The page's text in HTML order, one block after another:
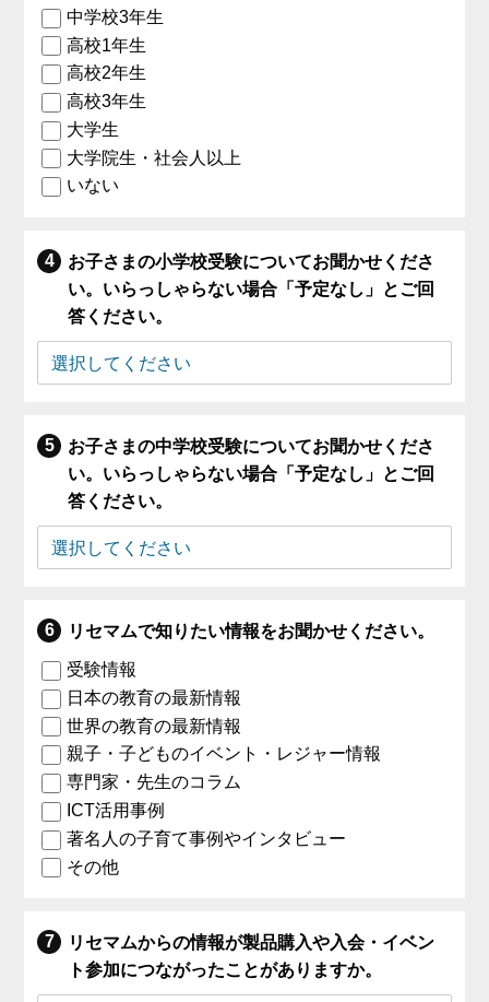
中学校3年生
高校1年生
高校2年生
高校3年生
大学生
大学院生・社会人以上
いない
お子さまの小学校受験についてお聞かせくださ
い。いらっしゃらない場合「予定なし」とご回
答ください。
お子さまの中学校受験についてお聞かせくださ
い。いらっしゃらない場合「予定なし」とご回
答ください。
リセマムで知りたい情報をお聞かせください。
受験情報
日本の教育の最新情報
世界の教育の最新情報
親子・子どものイベント・レジャー情報
専門家・先生のコラム
ICT活用事例
著名人の子育て事例やインタビュー
その他
リセマムからの情報が製品購入や入会・イベン
ト参加につながったことがありますか。